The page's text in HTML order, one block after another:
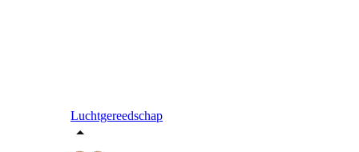
Luchtgereedschap